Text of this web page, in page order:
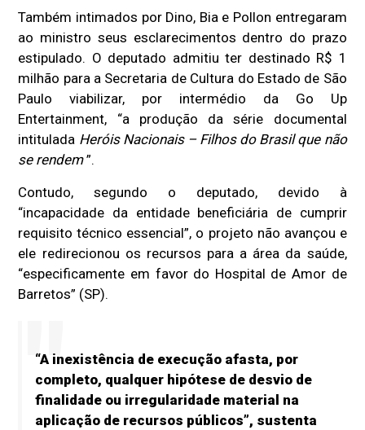
Também intimados por Dino, Bia e Pollon entregaram
ao ministro seus esclarecimentos dentro do prazo
estipulado. O deputado admitiu ter destinado R$ 1
milhão para a Secretaria de Cultura do Estado de São
Paulo viabilizar, por intermédio da Go Up
Entertainment, “a produção da série documental
intitulada Heróis Nacionais – Filhos do Brasil que não
se rendem”.
Contudo, segundo o deputado, devido à
“incapacidade da entidade beneficiária de cumprir
requisito técnico essencial”, o projeto não avançou e
ele redirecionou os recursos para a área da saúde,
“especificamente em favor do Hospital de Amor de
Barretos” (SP).
“A inexistência de execução afasta, por
completo, qualquer hipótese de desvio de
finalidade ou irregularidade material na
aplicação de recursos públicos”, sustenta